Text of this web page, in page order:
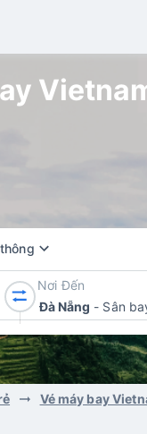
Nơi Đến
Đà Nẵng - Sân
Vé máy bay